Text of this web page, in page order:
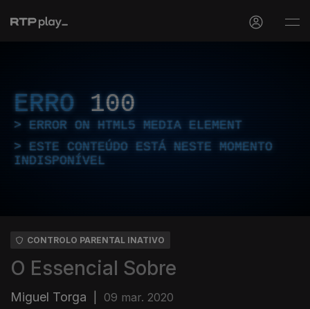
ERRO 100
ERROR ON HTML5 MEDIA ELEMENT
ESTE CONTEÚDO ESTÁ NESTE MOMENTO
INDISPONÍVEL
CONTROLO PARENTAL INATIVO
O Essencial Sobre
Miguel Torga 09 mar. 2020